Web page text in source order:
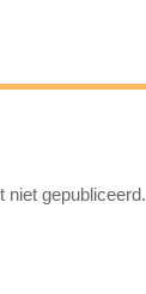
niet gepubliceerd.